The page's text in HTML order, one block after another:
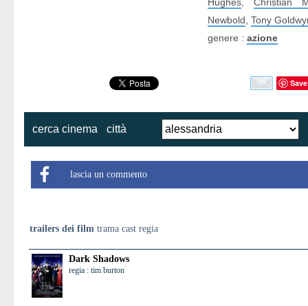
Newbold Tony
genere : azione
Save
cerca cinema città
lascia un commento
trailers dei film trama cast regia
Dark Shadows
regia : tim burton